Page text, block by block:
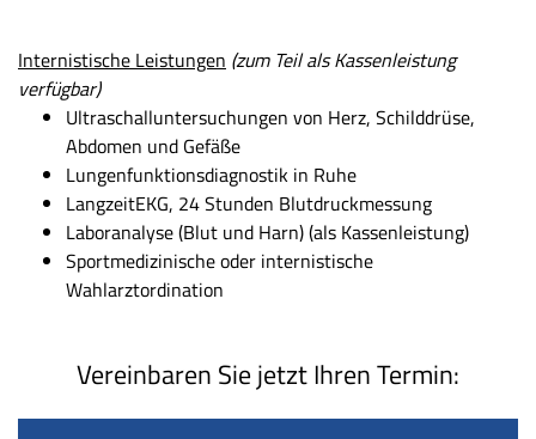
Internistische Leistungen (zum Teil als Kassenleistung
verfügbar)
Ultraschalluntersuchungen von Herz, Schilddrüse,
Abdomen und Gefäße
Lungenfunktionsdiagnostik in Ruhe
LangzeitEKG, 24 Stunden Blutdruckmessung
Laboranalyse (Blut und Harn) (als Kassenleistung)
Sportmedizinische oder internistische
Wahlarztordination
Vereinbaren Sie jetzt Ihren Termin: